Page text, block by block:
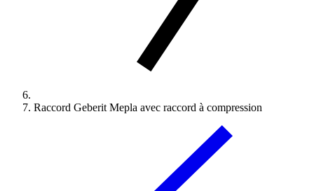
Raccord Geberit Mepla avec raccord à compression